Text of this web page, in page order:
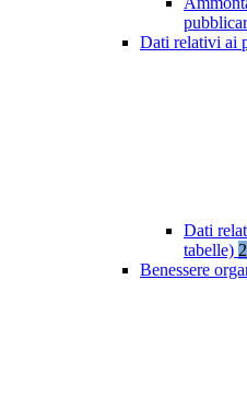
Dati relativi ai
Dati
tabelle) 2
Benessere